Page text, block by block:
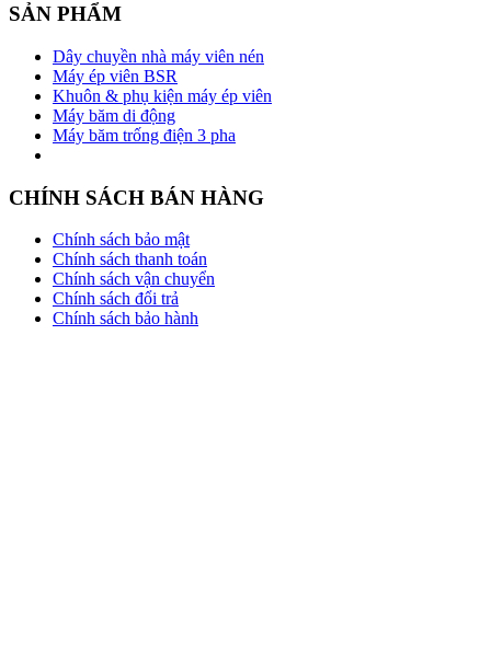
SẢN PHẨM
Dây chuyền nhà máy viên nén
Máy ép viên BSR
Khuôn & phụ kiện máy ép viên
Máy băm di động
Máy băm trống điện 3 pha
CHÍNH SÁCH BÁN HÀNG
Chính sách bảo mật
Chính sách thanh toán
Chính sách vận chuyển
Chính sách đổi trả
Chính sách bảo hành